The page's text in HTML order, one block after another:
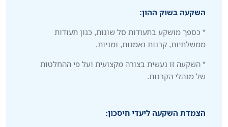
השקעה בשוק ההון:
* כספך מושקע בתעודות סל שונות, כגון תעודות
ממשלתיות, קרנות נאמנות, ומניות.
* השקעה זו נעשית בצורה מקצועית ועל פי ההחלטות
של מנהלי הקרנות.
הצמדת השקעה ליעדי חיסכון: